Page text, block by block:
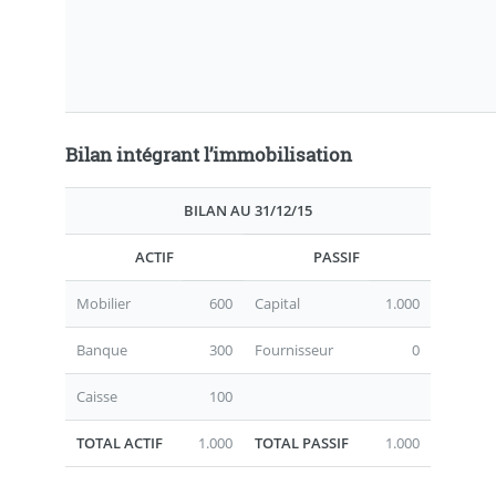
Bilan intégrant l’immobilisation
BILAN AU 31/12/15
ACTIF PASSIF
Mobilier 600 Capital 1.000
Banque 300 Fournisseur 0
Caisse 100
TOTAL ACTIF 1.000 TOTAL PASSIF 1.000